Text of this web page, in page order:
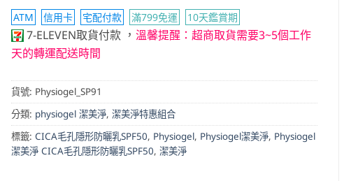
ATM 信用卡 宅配付款 滿799免運 10天鑑賞期
7-ELEVEN取貨付款 ， 溫馨提醒：超商取貨需要3~5個工作
天的轉運配送時間
貨號: Physiogel_SP91
分類: physiogel 潔美淨, 潔美淨特惠組合
標籤: CICA毛孔隱形防曬乳SPF50, Physiogel, Physiogel潔美淨, Physiogel
潔美淨 CICA毛孔隱形防曬乳SPF50, 潔美淨